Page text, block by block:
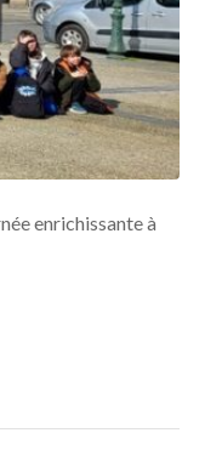
enrichissante à